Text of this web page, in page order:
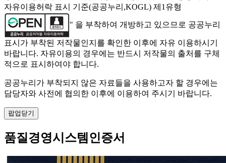
자유이용허락 표시 기준(공공누리,KOGL) 제1유형
" 을 부착하여 개방하고 있으므로 공공누리
표시가 부착된 저작물인지를 확인한 이후에 자유 이용하시기
바랍니다. 자유이용의 경우에는 반드시 저작물의 출처를 구체
적으로 표시하여야 합니다.
공공누리가 부착되지 않은 자료들을 사용하고자 할 경우에는
담당자와 사전에 협의한 이후에 이용하여 주시기 바랍니다.
팝업닫기
품질경영시스템인증서